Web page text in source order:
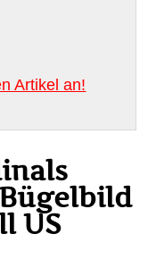
Artikel an!
US